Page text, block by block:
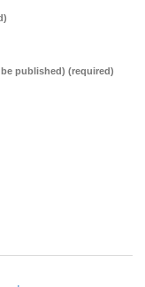
published) (required)